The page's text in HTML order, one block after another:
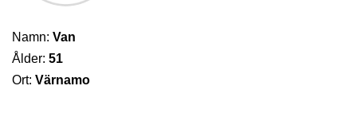
Namn: Van
Ålder: 51
Ort: Värnamo